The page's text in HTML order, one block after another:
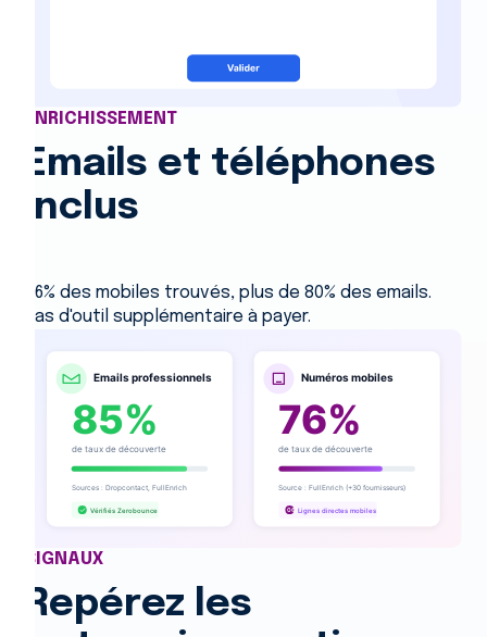
ENRICHISSEMENT
Emails et téléphones
inclus
76% des mobiles trouvés, plus de 80% des emails.
Pas d'outil supplémentaire à payer.
SIGNAUX
Repérez les